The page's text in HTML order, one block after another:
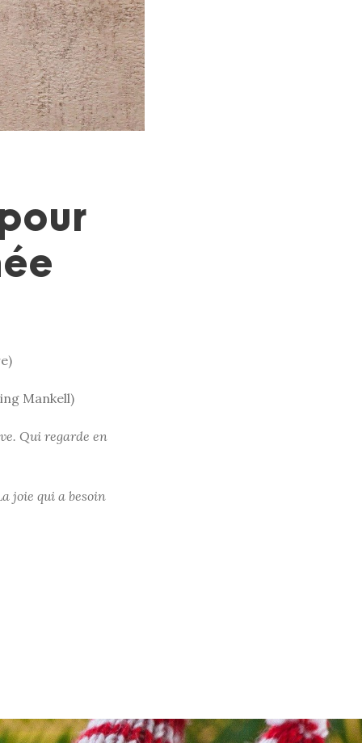
Mankell)
Qui regarde en
joie qui a besoin